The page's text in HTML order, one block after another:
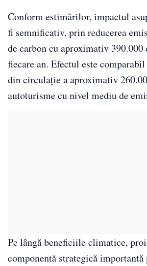
Conform estimărilor, impactul
fi semnificativ, prin reducerea
de carbon cu aproximativ 390.000
fiecare an. Efectul este
din circulație a aproximativ
autoturisme cu nivel mediu de
Pe lângă beneficiile climatice,
componentă strategică importantă